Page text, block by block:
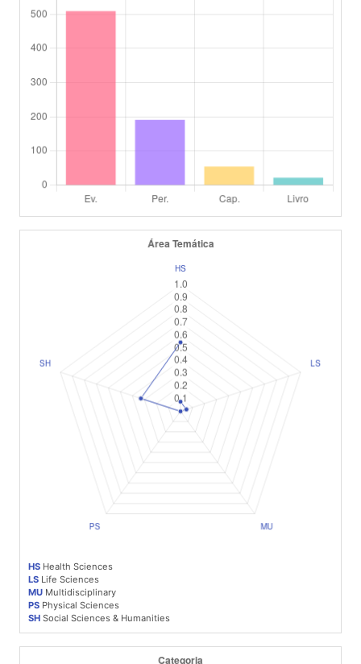
HS Health Sciences
LS Life Sciences
MU Multidisciplinary
PS Physical Sciences
SH Social Sciences & Humanities